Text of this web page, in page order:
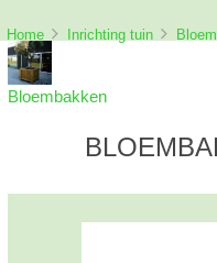
Home Inrichting tuin
Bloembakken